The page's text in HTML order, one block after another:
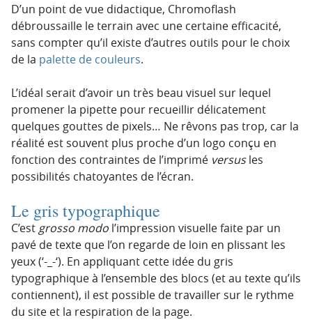
D’un point de vue didactique, Chromoflash
débroussaille le terrain avec une certaine efficacité,
sans compter qu’il existe d’autres outils pour le choix
de la palette de couleurs.
L’idéal serait d’avoir un très beau visuel sur lequel
promener la pipette pour recueillir délicatement
quelques gouttes de pixels… Ne rêvons pas trop, car la
réalité est souvent plus proche d’un logo conçu en
fonction des contraintes de l’imprimé versusles
possibilités chatoyantes de l’écran.
Le gris typographique
C’est grosso modo l’impression visuelle faite par un
pavé de texte que l’on regarde de loin en plissant les
yeux (‘-_-‘). En appliquant cette idée du gris
typographique à l’ensemble des blocs (et au texte qu’ils
contiennent), il est possible de travailler sur le rythme
du site et la respiration de la page.